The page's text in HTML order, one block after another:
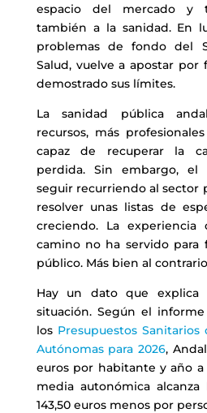
espacio del mercado y
también a la sanidad. En
problemas de fondo del
Salud, vuelve a apostar por
demostrado sus límites.
La sanidad pública
recursos, más
capaz de recuperar la
perdida. Sin embargo, el
seguir recurriendo al sector
resolver unas listas de
creciendo. La experiencia
camino no ha servido para
público. Más bien al
Hay un dato que
situación. Según el
los Presupuestos
Autónomas para 2026,
euros por habitante y año
media autonómica alcanza
143,50 euros menos por